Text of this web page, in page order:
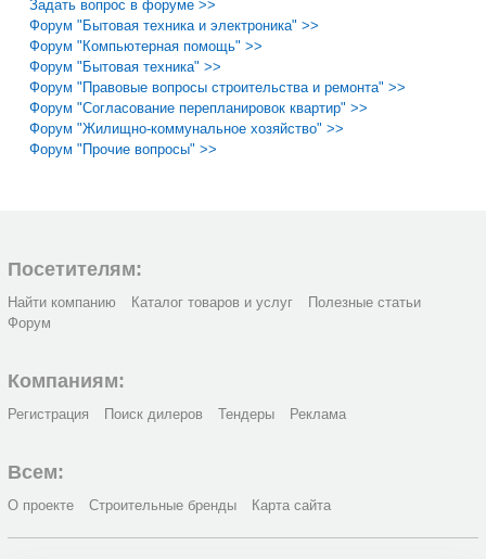
Задать вопрос в форуме >>
Форум "Бытовая техника и электроника" >>
Форум "Компьютерная помощь" >>
Форум "Бытовая техника" >>
Форум "Правовые вопросы строительства и ремонта" >>
Форум "Согласование перепланировок квартир" >>
Форум "Жилищно-коммунальное хозяйство" >>
Форум "Прочие вопросы" >>
Посетителям:
Найти компанию Каталог товаров и услуг
Полезные статьи
Форум
Компаниям:
Регистрация Поиск дилеров Тендеры Реклама
Всем:
О проекте Строительные бренды Карта сайта